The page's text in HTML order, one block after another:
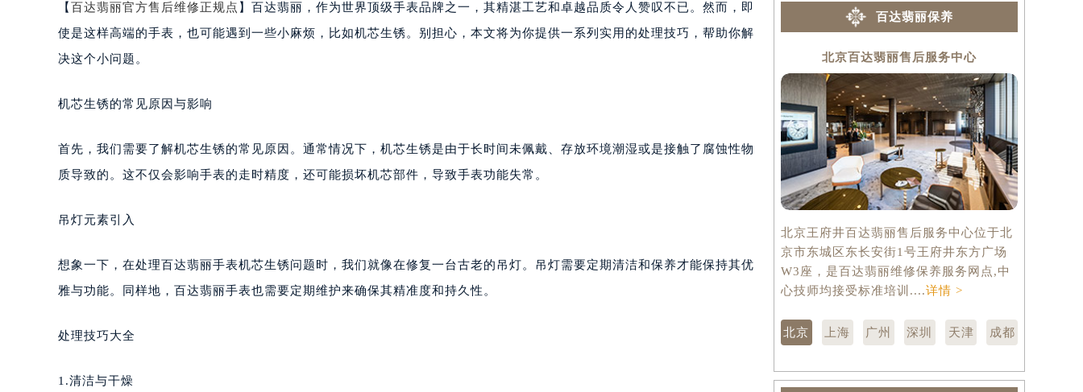
嘉兴市南湖区广益路705号嘉兴世界贸易中心写字楼A座13层1304室（需提前预约）
南昌市红谷滩新区红谷中大道998号绿地双子塔（中央广场）A1座办公楼14层07室（需提前预约）
广州市越秀区环市东路371-375号世界贸易中心大厦南塔写字楼15层07室（需提前预约）
惠州市惠城区江北文昌一路7号华贸大厦写字楼1座30层05室（需提前预约）
厦门市思明区湖滨东路95号华润大厦写字楼B座11层1104室（需提前预约）
长沙市芙蓉区定王台街道建湘路393号世茂环球金融中心写字楼（芙蓉广场）10层13室（需提前预约）
太原市迎泽区解放路15号亨得利名表服务中心（品牌授权店）3层整层（需提前预约）
【 百达翡丽官方售后维修正规点 】百达翡丽，作为世界顶级手表品牌之一，其精湛工艺和卓越品质令人赞叹不已。然而，即
使是这样高端的手表，也可能遇到一些小麻烦，比如机芯生锈。别担心，本文将为你提供一系列实用的处理技巧，帮助你解
决这个小问题。
机芯生锈的常见原因与影响
首先，我们需要了解机芯生锈的常见原因。通常情况下，机芯生锈是由于长时间未佩戴、存放环境潮湿或是接触了腐蚀性物
质导致的。这不仅会影响手表的走时精度，还可能损坏机芯部件，导致手表功能失常。
吊灯元素引入
想象一下，在处理百达翡丽手表机芯生锈问题时，我们就像在修复一台古老的吊灯。吊灯需要定期清洁和保养才能保持其优
雅与功能。同样地，百达翡丽手表也需要定期维护来确保其精准度和持久性。
处理技巧大全
1.清洁与干燥
百达翡丽保养
北京百达翡丽售后服务中心
北京王府井百达翡丽售后服务中心位于北
京市东城区东长安街1号王府井东方广场
W3座，是百达翡丽维修保养服务网点,中
心技师均接受标准培训....详情 >
北京 上海 广州 深圳 天津 成都